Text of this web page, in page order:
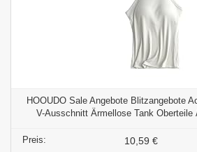
HOOUDO Sale Angebote Blitzangebote
V-Ausschnitt Ärmellose Tank Oberteile
10,59 €